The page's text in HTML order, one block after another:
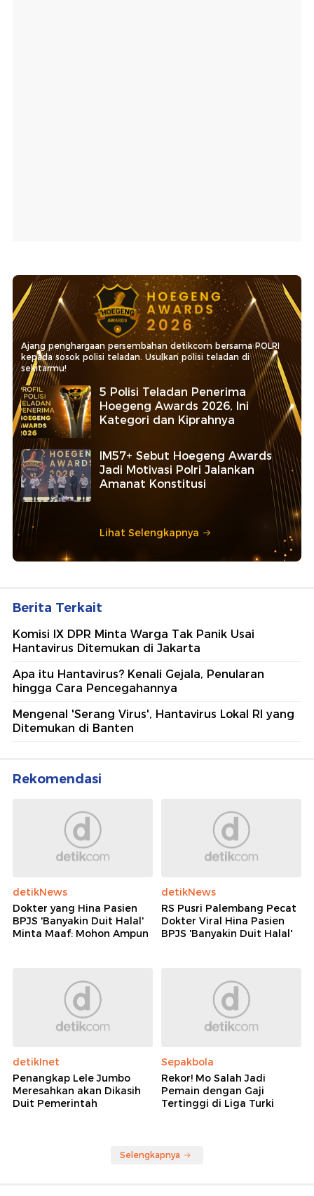
Ajang penghargaan persembahan detikcom bersama POLRI
kepada sosok polisi teladan. Usulkan polisi teladan di
sekitarmu!
5 Polisi Teladan Penerima
Hoegeng Awards 2026, Ini
Kategori dan Kiprahnya
IM57+ Sebut Hoegeng Awards
Jadi Motivasi Polri Jalankan
Amanat Konstitusi
Lihat Selengkapnya
Berita Terkait
Komisi IX DPR Minta Warga Tak Panik Usai
Hantavirus Ditemukan di Jakarta
Apa itu Hantavirus? Kenali Gejala, Penularan
hingga Cara Pencegahannya
Mengenal 'Serang Virus', Hantavirus Lokal RI yang
Ditemukan di Banten
Rekomendasi
detikNews
Dokter yang Hina Pasien
BPJS 'Banyakin Duit Halal'
Minta Maaf: Mohon Ampun
detikNews
RS Pusri Palembang Pecat
Dokter Viral Hina Pasien
BPJS 'Banyakin Duit Halal'
detikInet
Penangkap Lele Jumbo
Meresahkan akan Dikasih
Duit Pemerintah
Sepakbola
Rekor! Mo Salah Jadi
Pemain dengan Gaji
Tertinggi di Liga Turki
Selengkapnya